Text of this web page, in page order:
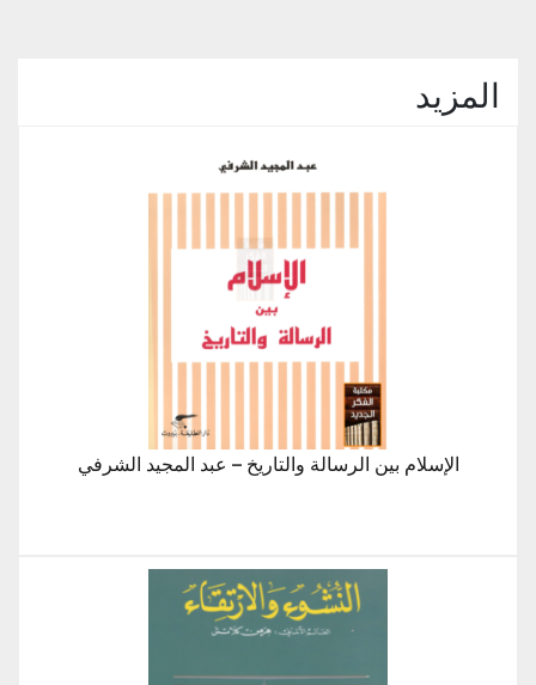
المزيد
الإسلام بين الرسالة والتاريخ – عبد المجيد الشرفي